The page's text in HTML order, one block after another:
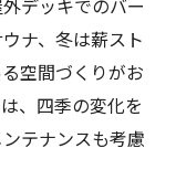
デッキでのバー
ナ、冬は薪スト
空間づくりがお
、四季の変化を
テナンスも考慮